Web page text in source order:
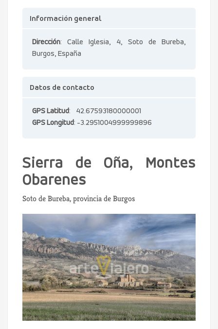
Información general
Dirección: Calle Iglesia, 4, Soto de Bureba,
Burgos, España
Datos de contacto
GPS Latitud: 42.67593180000001
GPS Longitud: -3.2951004999999896
Sierra de Oña, Montes
Obarenes
Soto de Bureba, provincia de Burgos